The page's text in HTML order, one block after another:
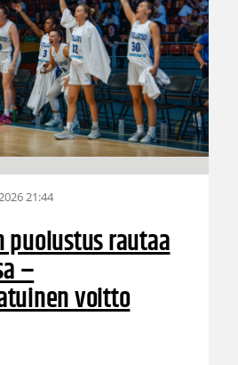
21:44
puolustus rautaa
–
voitto